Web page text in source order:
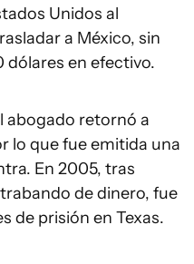
Unidos al
a México, sin
dólares en efectivo.
abogado retornó a
lo que fue emitida una
En 2005, tras
de dinero, fue
de prisión en Texas.